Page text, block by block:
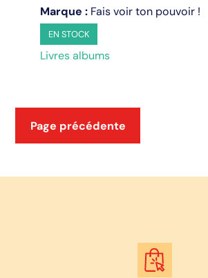
Marque : Fais voir ton pouvoir !
EN STOCK
Livres albums
Page précédente